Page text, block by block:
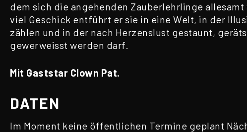
dem sich die angehenden Zauberlehrlinge
viel Geschick entführt er sie in eine Welt, in der
zählen und in der nach Herzenslust gestaunt,
gewerweisst werden darf.
Mit Gaststar Clown Pat.
DATEN
Im Moment keine öffentlichen Termine geplant